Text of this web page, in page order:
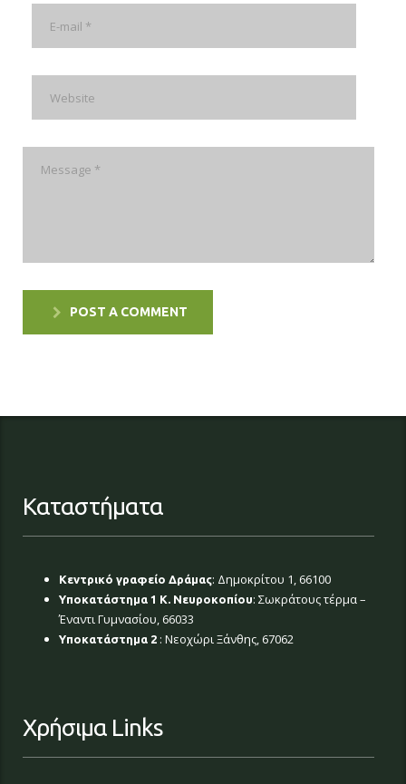
POST A COMMENT
Καταστήματα
Κεντρικό γραφείο Δράμας: Δημοκρίτου 1, 66100
Υποκατάστημα 1 Κ. Νευροκοπίου: Σωκράτους τέρμα –
Έναντι Γυμνασίου, 66033
Υποκατάστημα 2 : Νεοχώρι Ξάνθης, 67062
Χρήσιμα Links